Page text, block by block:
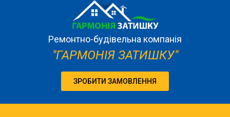
Ремонтно-будівельна компанія
"ГАРМОНІЯ ЗАТИШКУ"
ЗРОБИТИ ЗАМОВЛЕННЯ